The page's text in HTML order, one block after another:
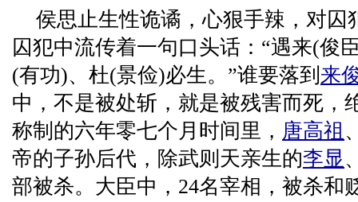
侯思止生性诡谲，心狠手辣，对囚
囚犯中流传着一句口头话：“遇来(俊
(有功)、杜(景俭)必生。”谁要落到 来
中，不是被处斩，就是被残害而死，
称制的六年零七个月时间里， 唐高祖
帝的子孙后代，除武则天亲生的李显
部被杀。大臣中，24名宰相，被杀和